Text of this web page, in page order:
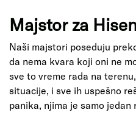
Majstor za
Naši majstori poseduju
da nema kvara koji oni ne
sve to vreme rada na
situacije, i sve ih uspešno
panika, njima je samo